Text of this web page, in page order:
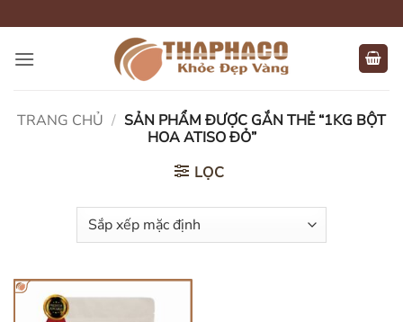
qua
nội
TRANG CHỦ / SẢN PHẨM ĐƯỢC GẮN THẺ “1KG BỘT
HOA ATISO ĐỎ”
LỌC